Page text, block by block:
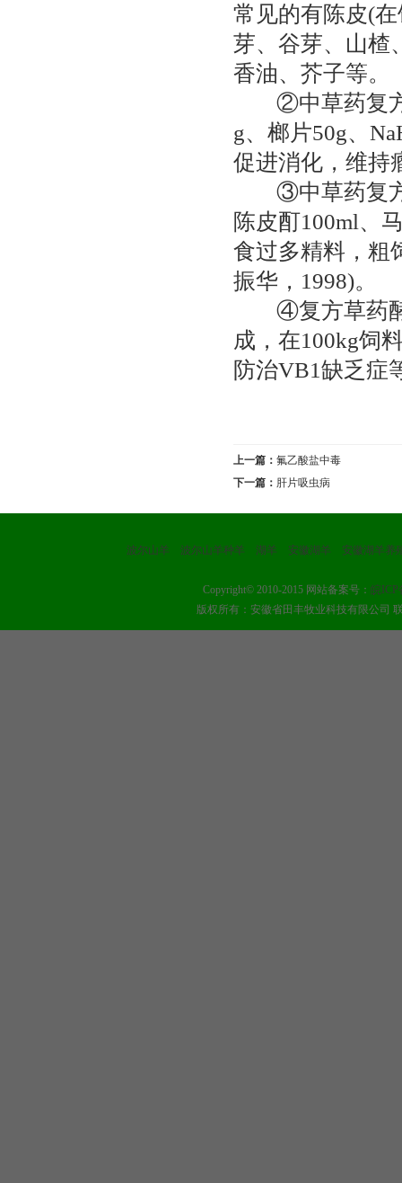
常见的有陈皮(
芽、谷芽、山楂
香油、芥子等。
②中草药复方
g、榔片50g、
促进消化，维持
③中草药复方
陈皮酊100ml、
食过多精料，粗
振华，1998)。
④复方草药酵
成，在100kg饲
防治VB1缺乏症
上一篇： 氟乙酸盐中毒
下一篇： 肝片吸虫病
波尔山羊 波尔山羊种羊 湖羊 安徽湖羊 安徽湖羊养
Copyright© 2010-2015 网站备案号： 皖ICP
版权所有：安徽省田丰牧业科技有限公司